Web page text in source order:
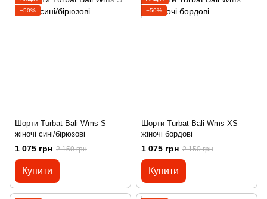
−50%
Шорти Turbat Bali Wms S
жіночі сині/бірюзові
1 075 грн 2 150 грн
Купити
−50%
Шорти Turbat Bali Wms XS
жіночі бордові
1 075 грн 2 150 грн
Купити